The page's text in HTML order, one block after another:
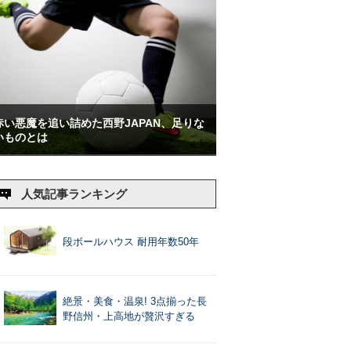
い悪魔を追い詰めた西野JAPAN、足りな
ものとは
人気記事ランキング
段ボールハウス 耐用年数50年
絶景・美食・温泉! 3点揃った長
野信州・上高地が贅沢すぎる